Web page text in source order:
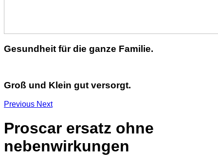
Gesundheit für die ganze Familie.
Groß und Klein gut versorgt.
Previous Next
Proscar ersatz ohne
nebenwirkungen